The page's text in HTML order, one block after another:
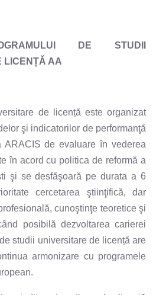
DE STUDII
LICENȚĂ AA
de licență este organizat
şi indicatorilor de performanţă
ARACIS de evaluare în vederea
în acord cu politica de reformă a
şi se desfăşoară pe durata a 6
cercetarea ştiinţifică, dar
cunoştinţe teoretice şi
posibilă dezvoltarea carierei
studii universitare de licență are
armonizare cu programele